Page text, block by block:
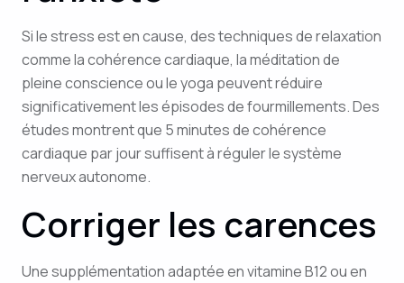
Si le stress est en cause, des techniques de relaxation
comme la cohérence cardiaque, la méditation de
pleine conscience ou le yoga peuvent réduire
significativement les épisodes de fourmillements. Des
études montrent que 5 minutes de cohérence
cardiaque par jour suffisent à réguler le système
nerveux autonome.
Corriger les carences
Une supplémentation adaptée en vitamine B12 ou en